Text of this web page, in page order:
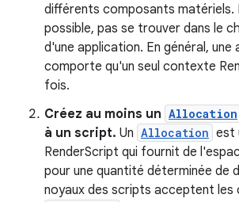
différents composants matériels.
possible, pas se trouver dans le
d'une application. En général, une
comporte qu'un seul contexte
fois.
Créez au moins un Allocation
à un script. Un Allocation est
RenderScript qui fournit de
pour une quantité déterminée de
noyaux des scripts acceptent les